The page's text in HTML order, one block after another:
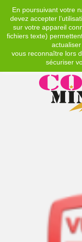
En poursuivant votre
devez accepter
sur votre appareil
fichiers texte)
vous reconnaître lors
sécuriser
EUR